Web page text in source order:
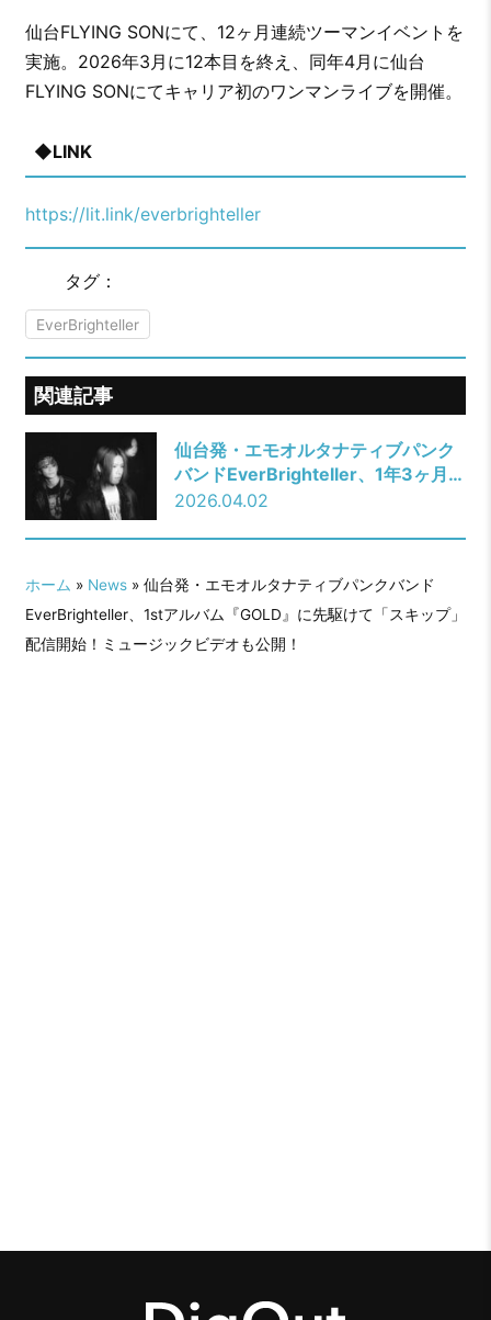
仙台FLYING SONにて、12ヶ月連続ツーマンイベントを
実施。2026年3月に12本目を終え、同年4月に仙台
FLYING SONにてキャリア初のワンマンライブを開催。
◆LINK
https://lit.link/everbrighteller
タグ：
EverBrighteller
関連記事
仙台発・エモオルタナティブパンク
バンドEverBrighteller、1年3ヶ月ぶ
りリリースとなる「話し足りない」
ンマン開催！
2026.04.02
ホーム » News» 仙台発・エモオルタナティブパンクバンド
EverBrighteller、1stアルバム『GOLD』に先駆けて「スキップ」
配信開始！ミュージックビデオも公開！